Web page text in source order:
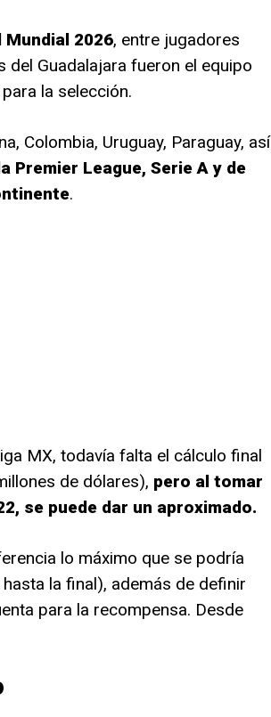
2026, entre jugadores
del Guadalajara fueron el equipo
la selección.
Colombia, Uruguay, Paraguay, así
Premier League, Serie A y de
.
MX, todavía falta el cálculo final
de dólares), pero al tomar
se puede dar un aproximado.
lo máximo que se podría
la final), además de definir
para la recompensa. Desde